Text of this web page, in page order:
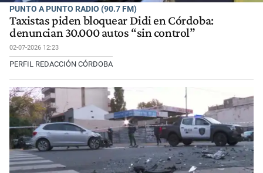
PUNTO A PUNTO RADIO (90.7 FM)
Taxistas piden bloquear Didi en Córdoba:
denuncian 30.000 autos “sin control”
02-07-2026 12:23
PERFIL REDACCIÓN CÓRDOBA